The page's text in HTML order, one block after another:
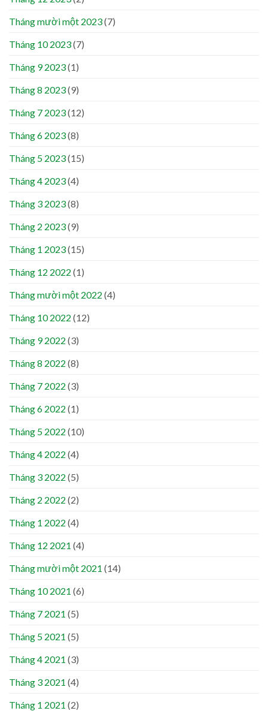
Tháng mười một 2023(7)
Tháng 10 2023(7)
Tháng 9 2023(1)
Tháng 8 2023(9)
Tháng 7 2023(12)
Tháng 6 2023(8)
Tháng 5 2023(15)
Tháng 4 2023(4)
Tháng 3 2023(8)
Tháng 2 2023(9)
Tháng 1 2023(15)
Tháng 12 2022 (1)
Tháng mười một 2022 (4)
Tháng 10 2022 (12)
Tháng 9 2022 (3)
Tháng 8 2022 (8)
Tháng 7 2022 (3)
Tháng 6 2022 (1)
Tháng 5 2022 (10)
Tháng 4 2022 (4)
Tháng 3 2022 (5)
Tháng 2 2022 (2)
Tháng 1 2022 (4)
Tháng 12 2021 (4)
Tháng mười một 2021 (14)
Tháng 10 2021 (6)
Tháng 7 2021 (5)
Tháng 5 2021 (5)
Tháng 4 2021 (3)
Tháng 3 2021 (4)
Tháng 1 2021 (2)